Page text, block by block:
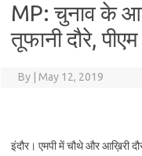
MP: चुनाव के
तूफानी दौरे,
By May 12, 2019
इंदौर। एमपी में चौथे और आख़िरी